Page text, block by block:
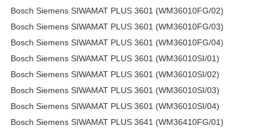
Bosch Siemens SIWAMAT PLUS 3601 (WM36010FG/02)
Bosch Siemens SIWAMAT PLUS 3601 (WM36010FG/03)
Bosch Siemens SIWAMAT PLUS 3601 (WM36010FG/04)
Bosch Siemens SIWAMAT PLUS 3601 (WM36010SI/01)
Bosch Siemens SIWAMAT PLUS 3601 (WM36010SI/02)
Bosch Siemens SIWAMAT PLUS 3601 (WM36010SI/03)
Bosch Siemens SIWAMAT PLUS 3601 (WM36010SI/04)
Bosch Siemens SIWAMAT PLUS 3641 (WM36410FG/01)